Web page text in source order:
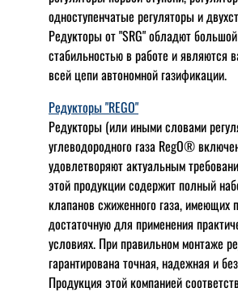
одноступенчатые регуляторы и
Редукторы от "SRG" обладют
стабильностью в работе и являются
всей цепи автономной газификации.
Редукторы "REGO"
Редукторы (или иными словами
углеводородного газа RegO®
удовлетворяют актуальным
этой продукции содержит полный
клапанов сжиженного газа, имеющих
достаточную для применения
условиях. При правильном монтаже
гарантирована точная, надежная и
Продукция этой компанией